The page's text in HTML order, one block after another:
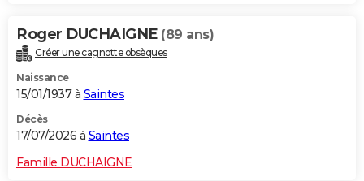
Roger DUCHAIGNE (89 ans)
Créer une cagnotte obsèques
Naissance
15/01/1937 à Saintes
Décès
17/07/2026 à Saintes
Famille DUCHAIGNE